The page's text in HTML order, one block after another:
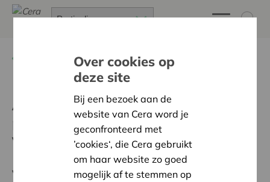
Algemene Vergadering
Alle documenten in verband
met de Algemene
Vergadering 2026
Vanaf 22 mei 2026zijn hetjaarverslag
Over cookies op
deze site
Bij een bezoek aan de
website van Cera word je
geconfronteerd met
’cookies‘, die Cera gebruikt
om haar website zo goed
mogelijk af te stemmen op